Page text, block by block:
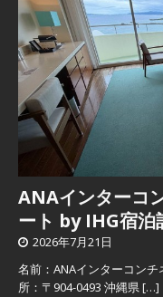
ANAインターコ
ート by IHG宿泊
2026年7月21日
名前：ANAインターコン
所：〒904-0493 沖縄県[…]